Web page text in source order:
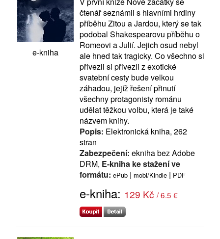
e-kniha
čtenář seznámil s hlavními hrdiny
příběhu Zitou a Jardou, který se tak
podobal Shakespearovu příběhu o
Romeovi a Julií. Jejich osud nebyl
ale hned tak tragicky. Co všechno si
přivezli si přivezli z exotické
svatební cesty bude velkou
záhadou, jejíž řešení přinutí
všechny protagonisty románu
udělat těžkou volbu, která je také
názvem knihy.
Popis: Elektronická kniha, 262
stran
Zabezpečení: ekniha bez Adobe
DRM, E-kniha ke stažení ve
formátu: ePub | mobi/Kindle | PDF
e-kniha: 129 Kč / 6.5 €